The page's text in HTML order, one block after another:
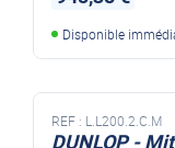
Disponible
REF : L.L200.2.C.M
DUNLOP -